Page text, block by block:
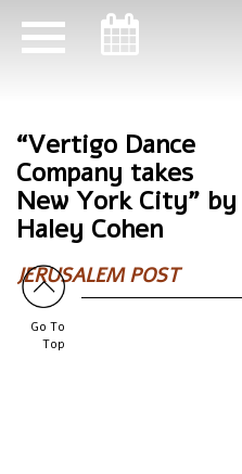
“Vertigo Dance
Company takes
New York City” by
Haley Cohen
JERUSALEM POST
Go To
Top
ניווט במקלדת